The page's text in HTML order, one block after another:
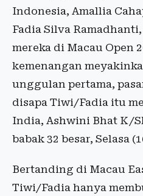
Indonesia, Amallia
Fadia Silva
mereka di Macau Open
kemenangan
unggulan pertama,
disapa Tiwi/Fadia itu
India, Ashwini Bhat K/
babak 32 besar, Selasa
Bertanding di Macau
Tiwi/Fadia hanya